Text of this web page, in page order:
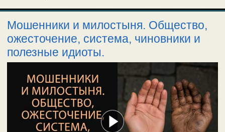
Мошенники и милостыня. Общество,
ожесточение, система, чиновники и
полезные идиоты.